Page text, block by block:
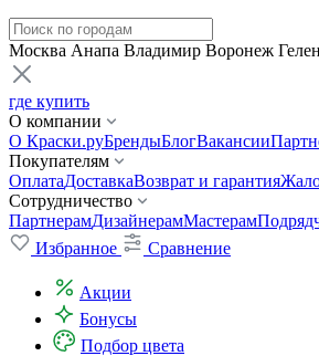
Москва Анапа Владимир Воронеж
где купить
О компании
О Краски.руБрендыБлогВакансии
Покупателям
ОплатаДоставкаВозврат и гарантия
Сотрудничество
ПартнерамДизайнерамМастерам
Избранное
Сравнение
Акции
Бонусы
Подбор цвета